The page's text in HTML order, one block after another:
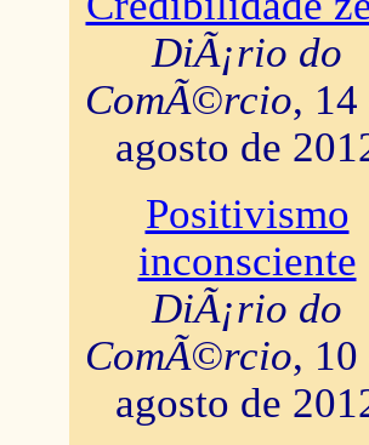
DiÃ¡rio do
ComÃ©rcio, 14
agosto de
Positivismo
inconsciente
DiÃ¡rio do
ComÃ©rcio, 10
agosto de